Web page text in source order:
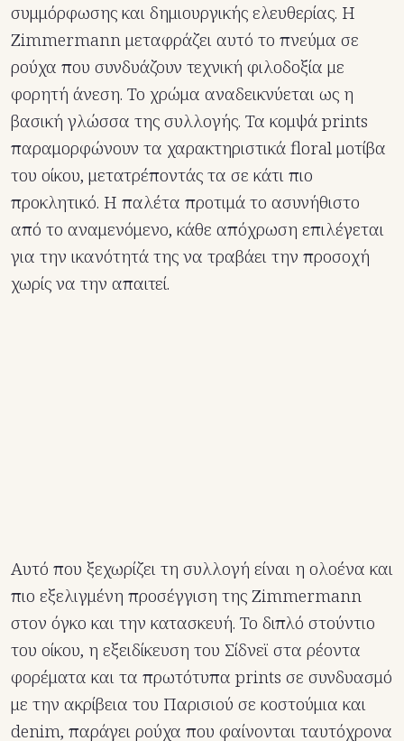
συμμόρφωσης και δημιουργικής ελευθερίας. Η
Zimmermann μεταφράζει αυτό το πνεύμα σε
ρούχα που συνδυάζουν τεχνική φιλοδοξία με
φορητή άνεση. Το χρώμα αναδεικνύεται ως η
βασική γλώσσα της συλλογής. Τα κομψά prints
παραμορφώνουν τα χαρακτηριστικά floral μοτίβα
του οίκου, μετατρέποντάς τα σε κάτι πιο
προκλητικό. Η παλέτα προτιμά το ασυνήθιστο
από το αναμενόμενο, κάθε απόχρωση επιλέγεται
για την ικανότητά της να τραβάει την προσοχή
χωρίς να την απαιτεί.
Αυτό που ξεχωρίζει τη συλλογή είναι η ολοένα και
πιο εξελιγμένη προσέγγιση της Zimmermann
στον όγκο και την κατασκευή. Το διπλό στούντιο
του οίκου, η εξειδίκευση του Σίδνεϊ στα ρέοντα
φορέματα και τα πρωτότυπα prints σε συνδυασμό
με την ακρίβεια του Παρισιού σε κοστούμια και
denim, παράγει ρούχα που φαίνονται ταυτόχρονα